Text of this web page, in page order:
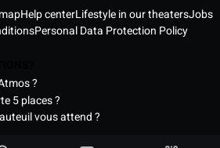
Help centerLifestyle in our theatersJobs
Personal Data Protection Policy
?
5 places ?
vous attend ?